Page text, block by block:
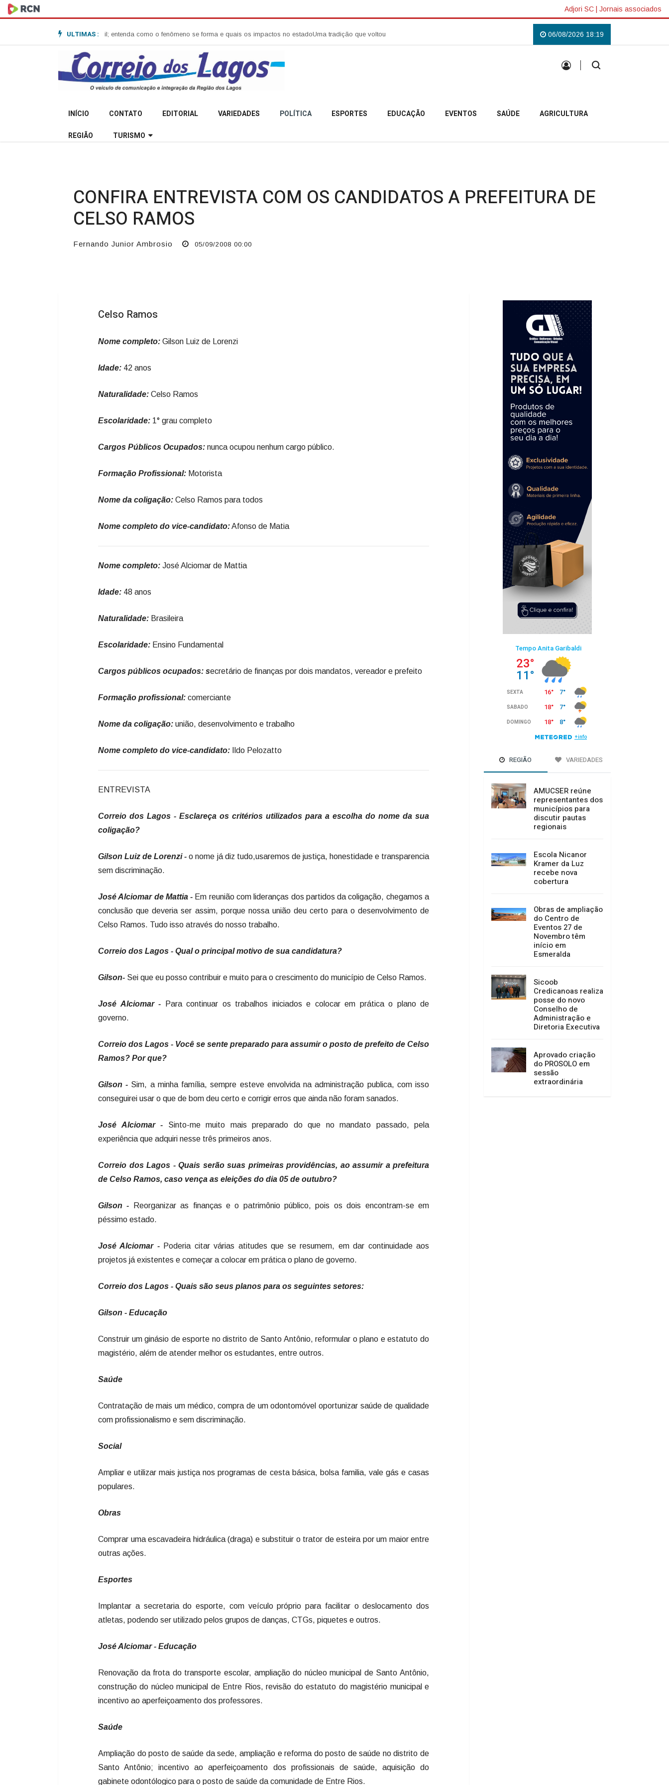
Adjori SC | Jornais associados
ULTIMAS :
bomba no Sul do Brasil; entenda como o fenômeno se forma e quais os impactos no estadoUma tradição que voltou a reunir a comunidade campobelense Padre Pablo inicia missão em Anita Garibaldi e destaca
06/08/2026 18:19
INÍCIO CONTATO EDITORIAL VARIEDADES POLÍTICA ESPORTES EDUCAÇÃO EVENTOS SAÚDE AGRICULTURA
REGIÃO TURISMO
CONFIRA ENTREVISTA COM OS CANDIDATOS A PREFEITURA DE
CELSO RAMOS
Fernando Junior Ambrosio 05/09/2008 00:00
Celso Ramos
Nome completo: Gilson Luiz de Lorenzi
Idade: 42 anos
Naturalidade: Celso Ramos
Escolaridade: 1° grau completo
Cargos Públicos Ocupados: nunca ocupou nenhum cargo público.
Formação Profissional: Motorista
Nome da coligação: Celso Ramos para todos
Nome completo do vice-candidato:Afonso de Matia
Nome completo: José Alciomar de Mattia
Idade: 48 anos
Naturalidade: Brasileira
Escolaridade: Ensino Fundamental
Cargos públicos ocupados: secretário de finanças por dois mandatos, vereador e prefeito
Formação profissional: comerciante
Nome da coligação: união, desenvolvimento e trabalho
Nome completo do vice-candidato: Ildo Pelozatto
ENTREVISTA
Correio dos Lagos - Esclareça os critérios utilizados para a escolha do nome da sua
coligação?
Gilson Luiz de Lorenzi -o nome já diz tudo,usaremos de justiça, honestidade e transparencia
sem discriminação.
José Alciomar de Mattia - Em reunião com lideranças dos partidos da coligação, chegamos a
conclusão que deveria ser assim, porque nossa união deu certo para o desenvolvimento de
Celso Ramos. Tudo isso através do nosso trabalho.
Correio dos Lagos - Qual o principal motivo de sua candidatura?
Gilson- Sei que eu posso contribuir e muito para o crescimento do município de Celso Ramos.
José Alciomar -
Para continuar os trabalhos iniciados e colocar em prática o plano de
governo.
Correio dos Lagos - Você se sente preparado para assumir o posto de prefeito de Celso
Ramos? Por que?
Gilson - Sim, a minha família, sempre esteve envolvida na administração publica, com isso
conseguirei usar o que de bom deu certo e corrigir erros que ainda não foram sanados.
José Alciomar - Sinto-me muito mais preparado do que no mandato passado, pela
experiência que adquiri nesse três primeiros anos.
Correio dos Lagos - Quais serão suas primeiras providências, ao assumir a prefeitura
de Celso Ramos, caso vença as eleições do dia 05 de outubro?
Gilson -
Reorganizar as finanças e o patrimônio público, pois os dois encontram-se em
péssimo estado.
José Alciomar - Poderia citar várias atitudes que se resumem, em dar continuidade aos
projetos já existentes e começar a colocar em prática o plano de governo.
Correio dos Lagos - Quais são seus planos para os seguintes setores:
Gilson - Educação
Construir um ginásio de esporte no distrito de Santo Antônio, reformular o plano e estatuto do
magistério, além de atender melhor os estudantes, entre outros.
Saúde
Contratação de mais um médico, compra de um odontomóvel oportunizar saúde de qualidade
com profissionalismo e sem discriminação.
Social
Ampliar e utilizar mais justiça nos programas de cesta básica, bolsa familia, vale gás e casas
populares.
Obras
Comprar uma escavadeira hidráulica (draga) e substituir o trator de esteira por um maior entre
outras ações.
Esportes
Implantar a secretaria do esporte, com veículo próprio para facilitar o deslocamento dos
atletas, podendo ser utilizado pelos grupos de danças, CTGs, piquetes e outros.
José Alciomar - Educação
Renovação da frota do transporte escolar, ampliação do núcleo municipal de Santo Antônio,
construção do núcleo municipal de Entre Rios, revisão do estatuto do magistério municipal e
incentivo ao aperfeiçoamento dos professores.
Saúde
Ampliação do posto de saúde da sede, ampliação e reforma do posto de saúde no distrito de
Santo Antônio; incentivo ao aperfeiçoamento dos profissionais de saúde, aquisição do
gabinete odontólogico para o posto de saúde da comunidade de Entre Rios.
REGIÃO VARIEDADES
AMUCSER reúne
representantes dos
municípios para
discutir pautas
regionais
Escola Nicanor
Kramer da Luz
recebe nova
cobertura
Obras de ampliação
do Centro de
Eventos 27 de
Novembro têm
início em
Esmeralda
Sicoob
Credicanoas realiza
posse do novo
Conselho de
Administração e
Diretoria Executiva
Aprovado criação
do PROSOLO em
sessão
extraordinária